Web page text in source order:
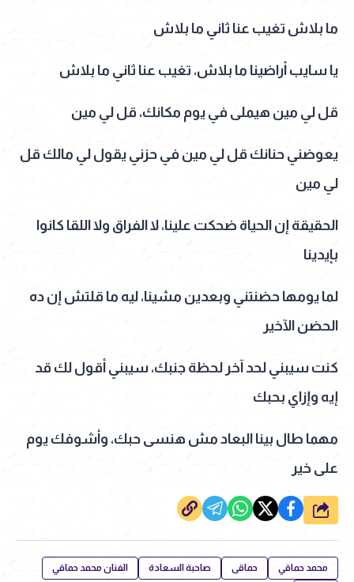
ما بلاش تغيب عنا ثاني ما بلاش
يا سايب أراضينا ما بلاش، تغيب عنا ثاني ما بلاش
قل لي مين هيملى في يوم مكانك، قل لي مين
يعوضني حنانك قل لي مين في حزني يقول لي مالك قل
لي مين
الحقيقة إن الحياة ضحكت علينا، لا الفراق ولا اللقا كانوا
بإيدينا
لما يومها حضنتني وبعدين مشينا، ليه ما قلتش إن ده
الحضن الآخير
كنت سيبني لحد آخر لحظة جنبك، سيبني أقول لك قد
إيه وإزاي بحبك
مهما طال بينا البعاد مش هنسى حبك، وأشوفك يوم
على خير
شارك
محمد حماقي حماقى صاحبة السعادة الفنان محمد حماقي